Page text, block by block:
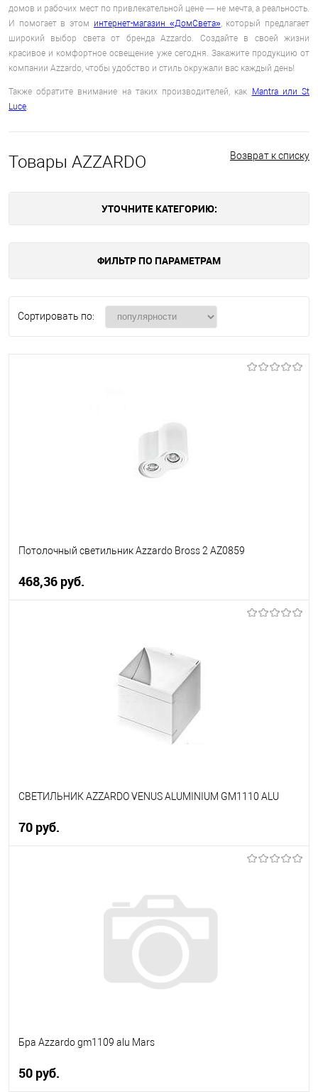
домов и рабочих мест по привлекательной цене — не мечта, а реальность.
И помогает в этом интернет-магазин «ДомСвета», который предлагает
широкий выбор света от бренда Azzardo. Создайте в своей жизни
красивое и комфортное освещение уже сегодня. Закажите продукцию от
компании Azzardo, чтобы удобство и стиль окружали вас каждый день!
Также обратите внимание на таких производителей, как Mantra илиSt
Luce.
Возврат к списку
Товары AZZARDO
УТОЧНИТЕ КАТЕГОРИЮ:
ФИЛЬТР ПО ПАРАМЕТРАМ
Сортировать по:
Потолочный светильник Azzardo Bross 2 AZ0859
468,36 pуб.
Уточняйте наличие у
менеджера
СВЕТИЛЬНИК AZZARDO VENUS ALUMINIUM GM1110 ALU
70 pуб.
менеджера
Бра Azzardo gm1109 alu Mars
50 pуб.